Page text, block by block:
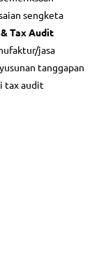
sengketa
Tax Audit
jasa
tanggapan
tax audit